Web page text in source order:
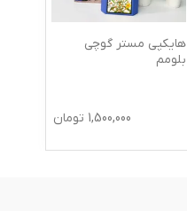
هایکپی مستر گوچی
بلومم
1,500,000 تومان